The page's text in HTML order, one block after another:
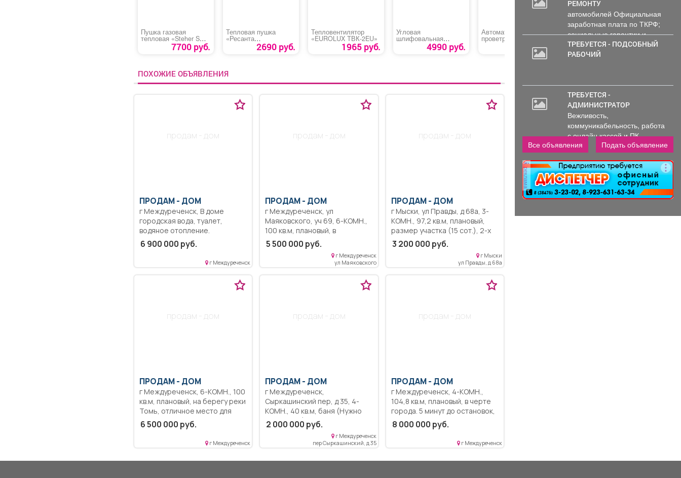
Пушка газовая
тепловая «Steher SG-
7700 руб.
Тепловая пушка
«Ресанта
ТЭПК-3000К»2690 руб.
Тепловентилятор
«EUROLUX ТВК-2EU»
1965 руб.
Угловая
шлифовальная
машина «Hanskonner
HAG1012»4990 руб.
Автоматическое
проветривание
теплицы
«Термопривод 300С»
1256 руб.
Шуруповерт «RANGE
2594 70руб
«MTX
ПОХОЖИЕ ОБЪЯВЛЕНИЯ
продам - дом
ПРОДАМ - ДОМ
г Междуреченск, В доме
городская вода, туалет,
водяное отопление.
Постройки: гараж, сарай,
углярка, баня, летняя кухня,
беседка. Огород 9 соток в
собственности, ухоженный,
теплицы. Место ровное,
красивое, рядом речка, горы.
6 900 000 руб.
г Междуреченск
продам - дом
ПРОДАМ - ДОМ
г Междуреченск, ул
Маяковского, уч 69, 6-КОМН.,
100 кв.м, плановый, в
живописном месте, в 60 м от
реки Томь, для рыбаков и
5 500 000 руб.
г Междуреченск
ул Маяковского
продам - дом
ПРОДАМ - ДОМ
г Мыски, ул Правды, д 68а, 3-
КОМН., 97,2 кв.м, плановый,
размер участка (15 сот.), 2-х
эт. дом из бруса, поcтрoенный
в 2013 гoду. С кocметическим
цифрoвoe TB, интepнет, вода
городскaя, элeктpичeствo три
фазы. Гapaж, баня, бecедкa,
бoльницa в 10 мин ходьбы.
3 200 000 руб.
г Мыски
ул Правды, д 68а
продам - дом
ПРОДАМ - ДОМ
г Междуреченск, 6-КОМН., 100
кв.м, плановый, на берегу реки
Томь, отличное место для
рыбалки, спорта.
6 500 000 руб.
г Междуреченск
продам - дом
ПРОДАМ - ДОМ
г Междуреченск,
Сыркашинский пер, д 35, 4-
КОМН., 40 кв.м, баня (Нужно
достроить), плановый, хоз.
постройки (Углярка,дровник),
очень теплый, центральный
водопровод, хороший
подъезд, много насаждений,
2 000 000 руб.
г Междуреченск
пер Сыркашинский, д 35
продам - дом
ПРОДАМ - ДОМ
г Междуреченск, 4-КОМН.,
104,8 кв.м, плановый, в черте
города. 5 минут до остановок,
магазинов, 24 гимназии и
детского сада. 2 большие
спальни на 2 этаже и санузел,
на первом ванная, зал,
небольшая спальня, кухня и
8 000 000 руб.
г Междуреченск
РЕМОНТУ
автомобилей Официальная
заработная плата по ТКРФ;
социальные гарантии и
уверенность в...
ТРЕБУЕТСЯ - ПОДСОБНЫЙ
РАБОЧИЙ
ТРЕБУЕТСЯ -
АДМИНИСТРАТОР
Вежливость,
коммуникабельность, работа
с онлайн кассой и ПК
(программы...
Все объявления Подать объявление
реклама